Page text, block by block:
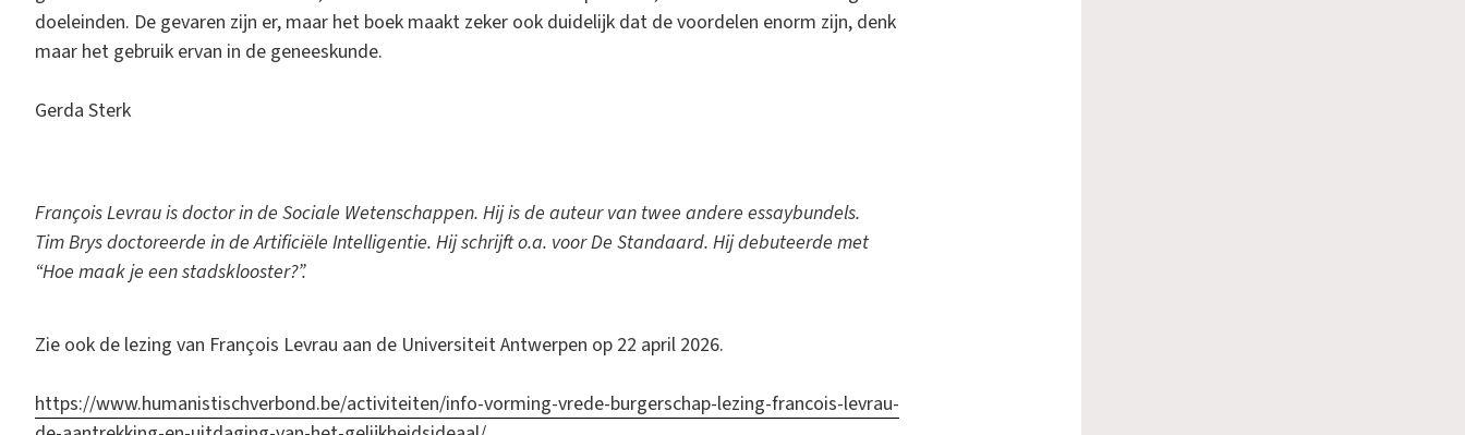
doeleinden. De gevaren zijn er, maar het boek maakt zeker ook duidelijk dat de voordelen enorm zijn, denk
maar het gebruik ervan in de geneeskunde.
Gerda Sterk
François Levrau is doctor in de Sociale Wetenschappen. Hij is de auteur van twee andere essaybundels.
Tim Brys doctoreerde in de Artificiële Intelligentie. Hij schrijft o.a. voor De Standaard. Hij debuteerde met
“Hoe maak je een stadsklooster?”.
Zie ook de lezing van François Levrau aan de Universiteit Antwerpen op 22 april 2026.
https://www.humanistischverbond.be/activiteiten/info-vorming-vrede-burgerschap-lezing-francois-levrau-